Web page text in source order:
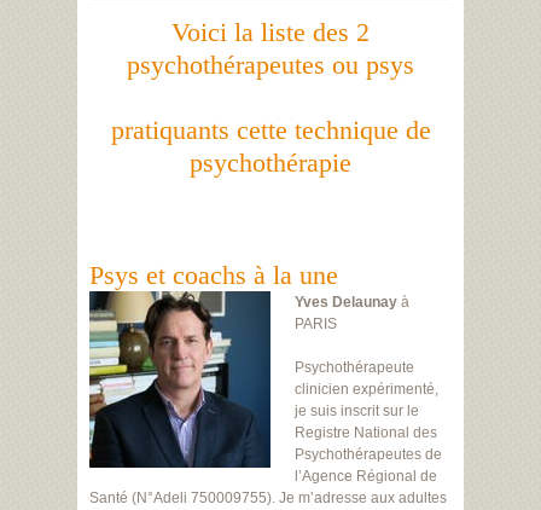
Voici la liste des 2
psychothérapeutes ou psys
pratiquants cette technique de
psychothérapie
Psys et coachs à la une
Yves Delaunay à
PARIS
Psychothérapeute
clinicien expérimenté,
je suis inscrit sur le
Registre National des
Psychothérapeutes de
l’Agence Régional de
Santé (N°Adeli 750009755). Je m’adresse aux adultes